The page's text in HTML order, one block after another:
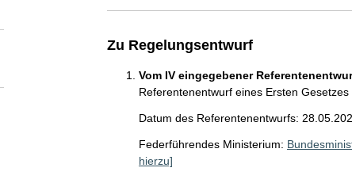
Zu Regelungsentwurf
Vom IV eingegebener
Referentenentwurf eines Ersten
Datum des Referentenentwurfs:
Federführendes Ministerium:
hierzu]